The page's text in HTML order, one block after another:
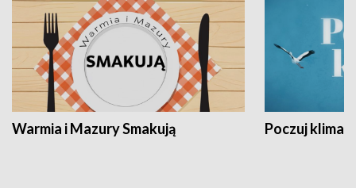
Warmia i Mazury Smakują Poczuj klimat